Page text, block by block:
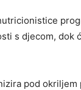
s djecom, dok
pod